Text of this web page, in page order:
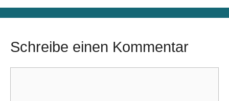
Schreibe einen Kommentar